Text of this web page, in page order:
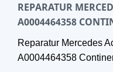
REPARATUR
A0004464358
Reparatur Mercedes
A0004464358